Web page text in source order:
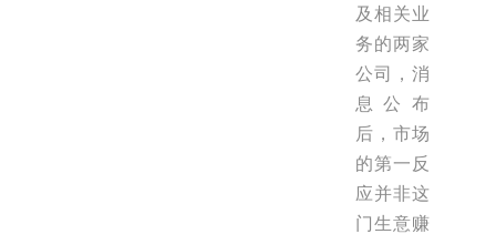
及相关业
务的两家
公司，消
息公布
后，市场
的第一反
应并非这
门生意赚